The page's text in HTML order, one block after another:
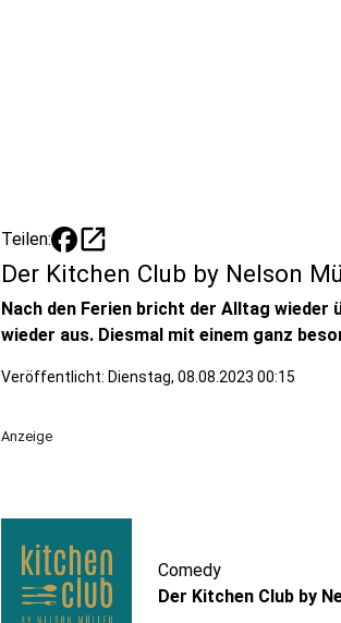
Teilen: open_in_new
Der Kitchen Club by Nelson
Nach den Ferien bricht der Alltag wieder
wieder aus. Diesmal mit einem ganz
Veröffentlicht: Dienstag, 08.08.2023 00:15
Anzeige
Comedy
Der Kitchen Club by